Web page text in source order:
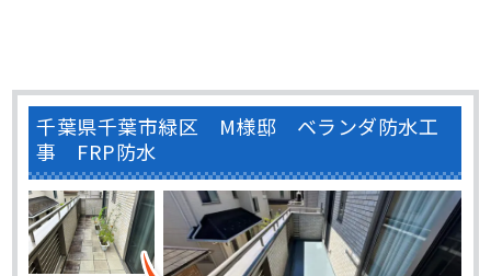
千葉県千葉市緑区 M様邸 ベランダ防水工
事 FRP防水